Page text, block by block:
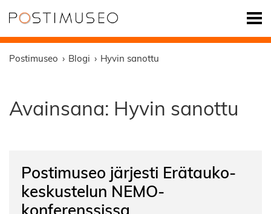
Postimuseo Blogi Hyvin sanottu
Avainsana: Hyvin sanottu
Postimuseo järjesti Erätauko-
keskustelun NEMO-
konferenssissa